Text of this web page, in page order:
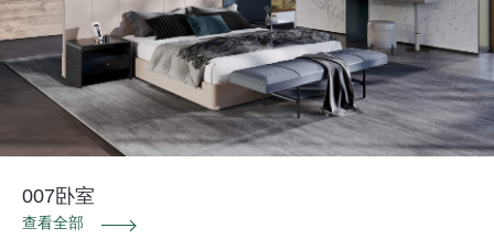
007卧室
查看全部